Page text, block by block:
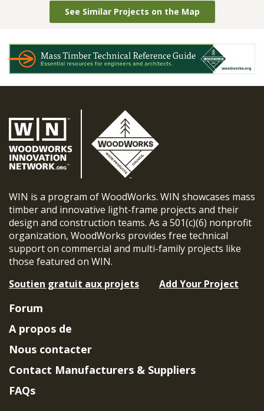
See Similar Projects on the Map
WIN is a program of WoodWorks. WIN showcases mass
timber and innovative light-frame projects and their
design and construction teams. As a 501(c)(6) nonprofit
organization, WoodWorks provides free technical
support on commercial and multi-family projects like
those featured on WIN.
Soutien gratuit aux projets
Add Your Project
Forum
A propos de
Nous contacter
Contact Manufacturers & Suppliers
FAQs